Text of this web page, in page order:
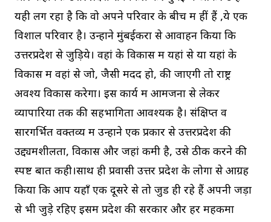
यही लग रहा है कि वो अपने परिवार के बीच में हीं हैं ,ये एक
विशाल परिवार है। उन्होंने मुंबईकरों से आवाहन किया कि
उत्तरप्रदेश से जुड़िये। वहां के विकास में यहां से या यहां के
विकास में वहां से जो, जैसी मदद हो, की जाएगी तो राष्ट्र
अवश्य विकास करेगा। इस कार्य में आमजनों से लेकर
व्यापारियों तक की सहभागिता आवश्यक है। संक्षिप्त व
सारगर्भित वक्तव्य में उन्होंने एक प्रकार से उत्तरप्रदेश की
उद्द्यमशीलता, विकास और जहां कमी है, उसे ठीक करने की
स्पष्ट बात कही।साथ ही प्रवासी उत्तर प्रदेश के लोगों से आग्रह
किया कि आप यहाँ एक दूसरे से तो जुड ही रहे हैं अपनी जड़ों
से भी जुड़े रहिए इसमें प्रदेश की सरकार और हर महकमा